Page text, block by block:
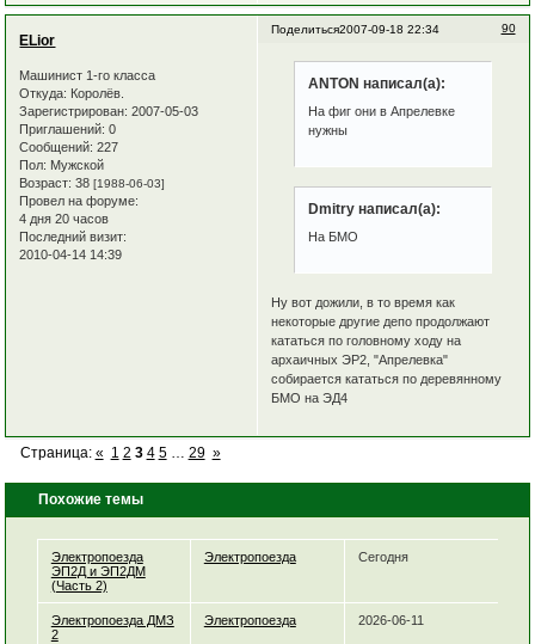
Поделиться 90
2007-09-18 22:34
ELior
Машинист 1-го класса
Откуда: Королёв.
Зарегистрирован: 2007-05-03
Приглашений: 0
Сообщений: 227
Пол: Мужской
Возраст: 38[1988-06-03]
Провел на форуме:
4 дня 20 часов
Последний визит:
2010-04-14 14:39
ANTON написал(а):
На фиг они в Апрелевке
нужны
Dmitry написал(а):
На БМО
Ну вот дожили, в то время как
некоторые другие депо продолжают
кататься по головному ходу на
архаичных ЭР2, "Апрелевка"
собирается кататься по деревянному
БМО на ЭД4
Страница: « 1 2 3 4 5 … 29 »
Похожие темы
Электропоезда
ЭП2Д и ЭП2ДМ
(Часть 2)
Электропоезда Сегодня
Электропоезда ДМЗ
2
Электропоезда 2026-06-11